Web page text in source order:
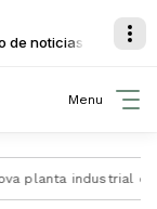
com Programa
Menu
industrial de